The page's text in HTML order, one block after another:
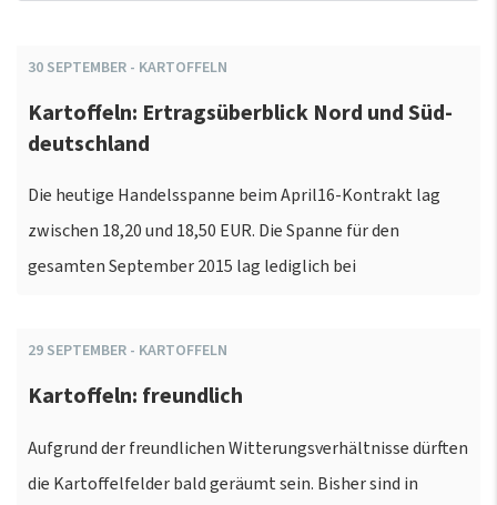
30 SEPTEMBER - KARTOFFELN
Kartoffeln: Ertragsüberblick Nord und Süd-
deutschland
Die heutige Handelsspanne beim April16-Kontrakt lag
zwischen 18,20 und 18,50 EUR. Die Spanne für den
gesamten September 2015 lag lediglich bei
29 SEPTEMBER - KARTOFFELN
Kartoffeln: freundlich
Aufgrund der freundlichen Witterungsverhältnisse dürften
die Kartoffelfelder bald geräumt sein. Bisher sind in